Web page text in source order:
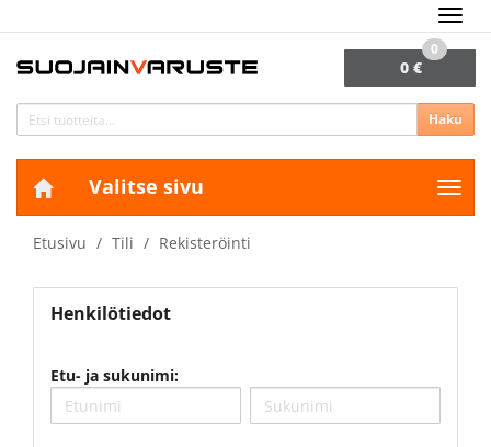
0 €
0
Haku
Valitse sivu
Etusivu Tili Rekisteröinti
Henkilötiedot
Etu- ja sukunimi: